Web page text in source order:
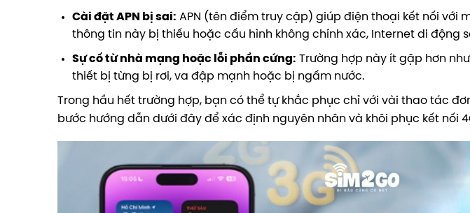
Cài đặt APN bị sai: APN (tên điểm truy cập) giúp điện thoại kết nối với
thông tin này bị thiếu hoặc cấu hình không chính xác, Internet di động
Sự cố từ nhà mạng hoặc lỗi phần cứng: Trường hợp này ít gặp hơn
thiết bị từng bị rơi, va đập mạnh hoặc bị ngấm nước.
Trong hầu hết trường hợp, bạn có thể tự khắc phục chỉ với vài thao tác
bước hướng dẫn dưới đây để xác định nguyên nhân và khôi phục kết nối